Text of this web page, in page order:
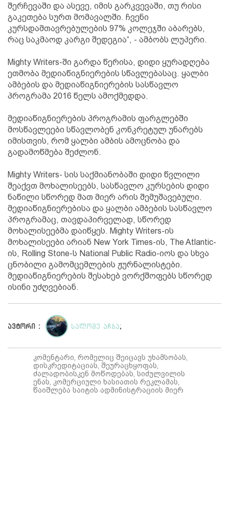
შერჩევაში და ასევე, იმის გარკვევაში, თუ რისი
გაკეთება სურთ მომავალში. ჩვენი
კურსდამთავრებულების 97% კოლეჯში აბარებს,
რაც საკმაოდ კარგი შედეგია“, - ამბობს ლუპერი.
Mighty Writers-ში გარდა წერისა, დიდი ყურადღება
ეთმობა მედიაწიგნიერების სწავლებასაც. ყალბი
ამბების და მედიაწიგნიერების სასწავლო
პროგრამა 2016 წელს ამოქმედდა.
მედიაწიგნიერების პროგრამის ფარგლებში
მოსწავლეები სწავლობენ კონკრეტულ უნარებს
იმისთვის, რომ ყალბი ამბის ამოცნობა და
გადამოწმება შეძლონ.
Mighty Writers- სის საქმიანობაში დიდი წვლილი
შეაქვთ მოხალისეებს, სასწავლო კურსების დიდი
ნაწილი სწორედ მათ მიერ არის შემუშავებული.
მედიაწიგნიერებისა და ყალბი ამბების სასწავლო
პროგრამაც, თავდაპირველად, სწორედ
მოხალისეებმა დაიწყეს. Mighty Writers-ის
მოხალისეები არიან New York Times-ის, The Atlantic-
ის, Rolling Stone-ს National Public Radio-იოს და სხვა
ცნობილი გამომცემლების ჟურნალისტები.
მედიაწიგნიერების შესახებ ვორქშოფებს სწორედ
ისინი უძღვებიან.
ავტორი : სალომე აჩბა ;
კომენტარი, რომელიც შეიცავს უხამსობას,
დისკრედიტაციას, შეურაცხყოფას,
ძალადობისკენ მოწოდებას, სიძულვილის
ენას, კომერციული ხასიათის რეკლამას,
წაიშლება საიტის ადმინისტრაციის მიერ